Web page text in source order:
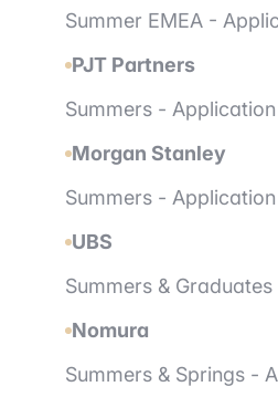
Summer EMEA -
PJT Partners
Summers -
Morgan Stanley
Summers -
UBS
Summers &
Nomura
Summers & Springs -